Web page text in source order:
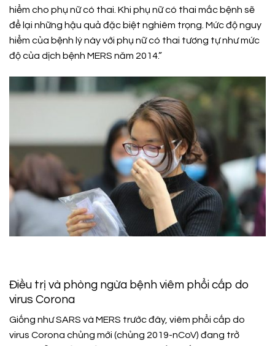
hiểm cho phụ nữ có thai. Khi phụ nữ có thai mắc bệnh sẽ
để lại những hậu quả đặc biệt nghiêm trọng. Mức độ nguy
hiểm của bệnh lý này với phụ nữ có thai tương tự như mức
độ của dịch bệnh MERS năm 2014.”
Điều trị và phòng ngừa bệnh viêm phổi cấp do
virus Corona
Giống như SARS và MERS trước đây, viêm phổi cấp do
virus Corona chủng mới (chủng 2019-nCoV) đang trở